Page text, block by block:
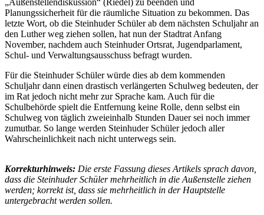
„Außenstellendiskussion“ (Riedel) zu beenden und
Planungssicherheit für die räumliche Situation zu bekommen. Das
letzte Wort, ob die Steinhuder Schüler ab dem nächsten Schuljahr an
den Luther weg ziehen sollen, hat nun der Stadtrat Anfang
November, nachdem auch Steinhuder Ortsrat, Jugendparlament,
Schul- und Verwaltungsausschuss befragt wurden.
Für die Steinhuder Schüler würde dies ab dem kommenden
Schuljahr dann einen drastisch verlängerten Schulweg bedeuten, der
im Rat jedoch nicht mehr zur Sprache kam. Auch für die
Schulbehörde spielt die Entfernung keine Rolle, denn selbst ein
Schulweg von täglich zweieinhalb Stunden Dauer sei noch immer
zumutbar. So lange werden Steinhuder Schüler jedoch aller
Wahrscheinlichkeit nach nicht unterwegs sein.
Korrekturhinweis: Die erste Fassung dieses Artikels sprach davon,
dass die Steinhuder Schüler mehrheitlich in die Außenstelle ziehen
werden; korrekt ist, dass sie mehrheitlich in der Hauptstelle
untergebracht werden sollen.